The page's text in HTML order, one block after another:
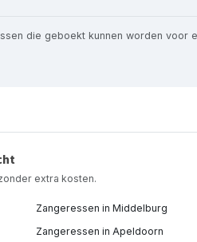
die geboekt kunnen worden voor
extra kosten.
Zangeressen in Middelburg
Zangeressen in Apeldoorn